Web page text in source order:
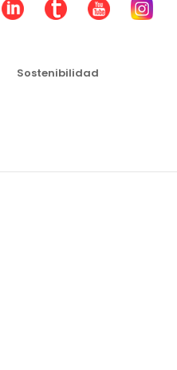
Sostenibilidad